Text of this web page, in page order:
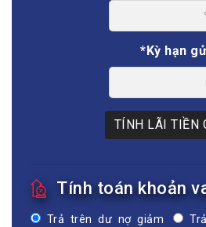
*Kỳ hạn
TÍNH LÃI TIỀN
Tính toán khoản
Trả trên dư nợ giảm